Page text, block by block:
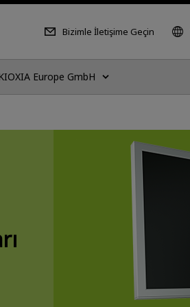
Bizimle İletişime Geçin
Europe GmbH